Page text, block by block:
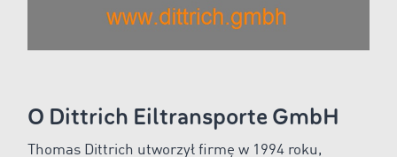
O Dittrich Eiltransporte GmbH
Thomas Dittrich utworzył firmę w 1994 roku,